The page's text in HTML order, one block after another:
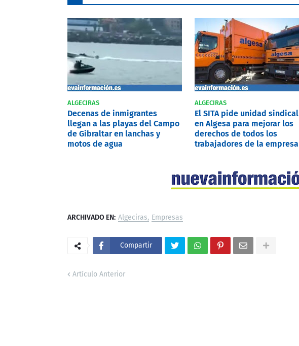
ALGECIRAS
Decenas de inmigrantes
llegan a las playas del Campo
de Gibraltar en lanchas y
motos de agua
ALGECIRAS
El SITA pide unidad sindical
en Algesa para mejorar los
derechos de todos los
trabajadores de la empresa
ARCHIVADO EN: Algeciras Empresas
Compartir
Artículo Anterior